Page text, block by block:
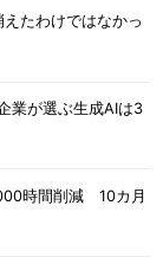
たわけではなかっ
業が選ぶ生成AIは3
時間削減 10カ月